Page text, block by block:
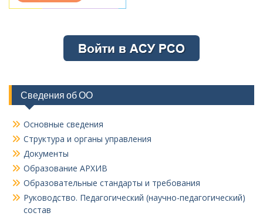
Сведения об ОО
Основные сведения
Структура и органы управления
Документы
Образование АРХИВ
Образовательные стандарты и требования
Руководство. Педагогический (научно-педагогический)
состав